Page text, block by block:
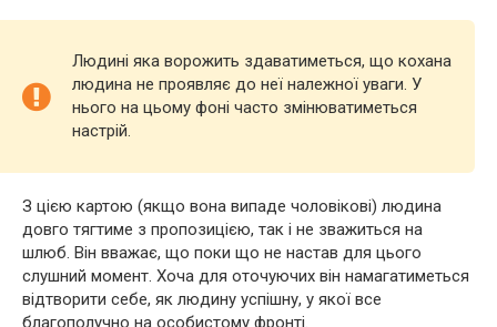
Людині яка ворожить здаватиметься, що кохана
людина не проявляє до неї належної уваги. У
нього на цьому фоні часто змінюватиметься
настрій.
З цією картою (якщо вона випаде чоловікові) людина
довго тягтиме з пропозицією, так і не зважиться на
шлюб. Він вважає, що поки що не настав для цього
слушний момент. Хоча для оточуючих він намагатиметься
відтворити себе, як людину успішну, у якої все
благополучно на особистому фронті.